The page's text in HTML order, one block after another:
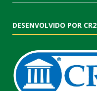
DESENVOLVIDO POR CR2